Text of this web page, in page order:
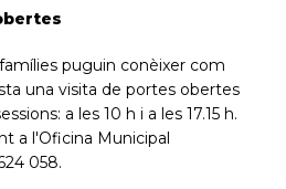
puguin conèixer com
una visita de portes obertes
a les 10 h i a les 17.15 h.
a l'Oficina Municipal
058.